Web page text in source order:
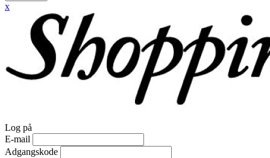
x
Log på
E-mail
Adgangskode